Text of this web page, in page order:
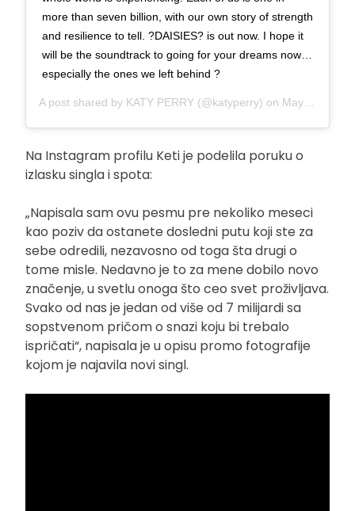
more than seven billion, with our own story of strength
and resilience to tell. ?DAISIES? is out now. I hope it
will be the soundtrack to going for your dreams now…
especially the ones we left behind ?
A post shared by KATY PERRY (@katyperry) on May 14, 2020 at 9:03pm PDT
Na Instagram profilu Keti je podelila poruku o
izlasku singla i spota:
„Napisala sam ovu pesmu pre nekoliko meseci
kao poziv da ostanete dosledni putu koji ste za
sebe odredili, nezavosno od toga šta drugi o
tome misle. Nedavno je to za mene dobilo novo
značenje, u svetlu onoga što ceo svet proživljava.
Svako od nas je jedan od više od 7 milijardi sa
sopstvenom pričom o snazi koju bi trebalo
ispričati“, napisala je u opisu promo fotografije
kojom je najavila novi singl.